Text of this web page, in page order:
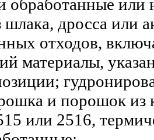
обработанные или
шлака, дросса или
отходов,
материалы,
и порошок из
или 2516,